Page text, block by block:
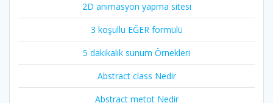
2D animasyon yapma sitesi
3 koşullu EĞER formülü
5 dakikalık sunum Örnekleri
Abstract class Nedir
Abstract metot Nedir